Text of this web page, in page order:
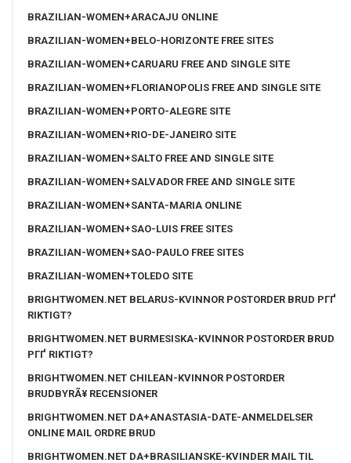
BRAZILIAN-WOMEN+ARACAJU ONLINE
BRAZILIAN-WOMEN+BELO-HORIZONTE FREE SITES
BRAZILIAN-WOMEN+CARUARU FREE AND SINGLE SITE
BRAZILIAN-WOMEN+FLORIANOPOLIS FREE AND SINGLE SITE
BRAZILIAN-WOMEN+PORTO-ALEGRE SITE
BRAZILIAN-WOMEN+RIO-DE-JANEIRO SITE
BRAZILIAN-WOMEN+SALTO FREE AND SINGLE SITE
BRAZILIAN-WOMEN+SALVADOR FREE AND SINGLE SITE
BRAZILIAN-WOMEN+SANTA-MARIA ONLINE
BRAZILIAN-WOMEN+SAO-LUIS FREE SITES
BRAZILIAN-WOMEN+SAO-PAULO FREE SITES
BRAZILIAN-WOMEN+TOLEDO SITE
BRIGHTWOMEN.NET BELARUS-KVINNOR POSTORDER BRUD PГҐ
RIKTIGT?
BRIGHTWOMEN.NET BURMESISKA-KVINNOR POSTORDER BRUD
PГҐ RIKTIGT?
BRIGHTWOMEN.NET CHILEAN-KVINNOR POSTORDER
BRUDBYRÃ¥ RECENSIONER
BRIGHTWOMEN.NET DA+ANASTASIA-DATE-ANMELDELSER
ONLINE MAIL ORDRE BRUD
BRIGHTWOMEN.NET DA+BRASILIANSKE-KVINDER MAIL TIL